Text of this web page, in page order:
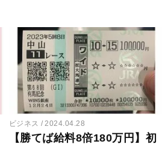
ビジネス 2024.04.28
【勝てば給料8倍180万円】初